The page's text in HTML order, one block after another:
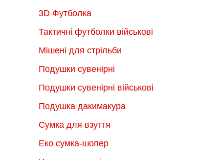
3D Футболка
Тактичні футболки військові
Мішені для стрільби
Подушки сувенірні
Подушки сувенірні військові
Подушка дакимакура
Сумка для взуття
Еко сумка-шопер